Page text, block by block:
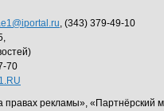
, (343) 379-49-10
70
правах рекламы», «Партнёрский